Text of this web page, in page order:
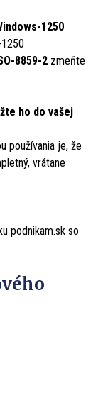
1250
8859-2 zmeňte
ho do vašej
používania je, že
vrátane
podnikam.sk so